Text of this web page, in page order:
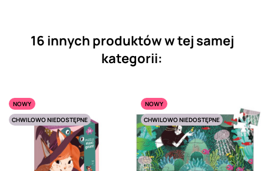
16 innych produktów w tej samej
kategorii:
NOWY
CHWILOWO NIEDOSTĘPNE
NOWY
CHWILOWO NIEDOSTĘPNE